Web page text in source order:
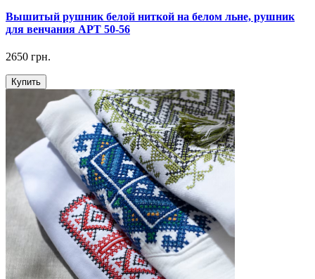
Вышитый рушник белой ниткой на белом льне, рушник
для венчания АРТ 50-56
2650 грн.
Купить